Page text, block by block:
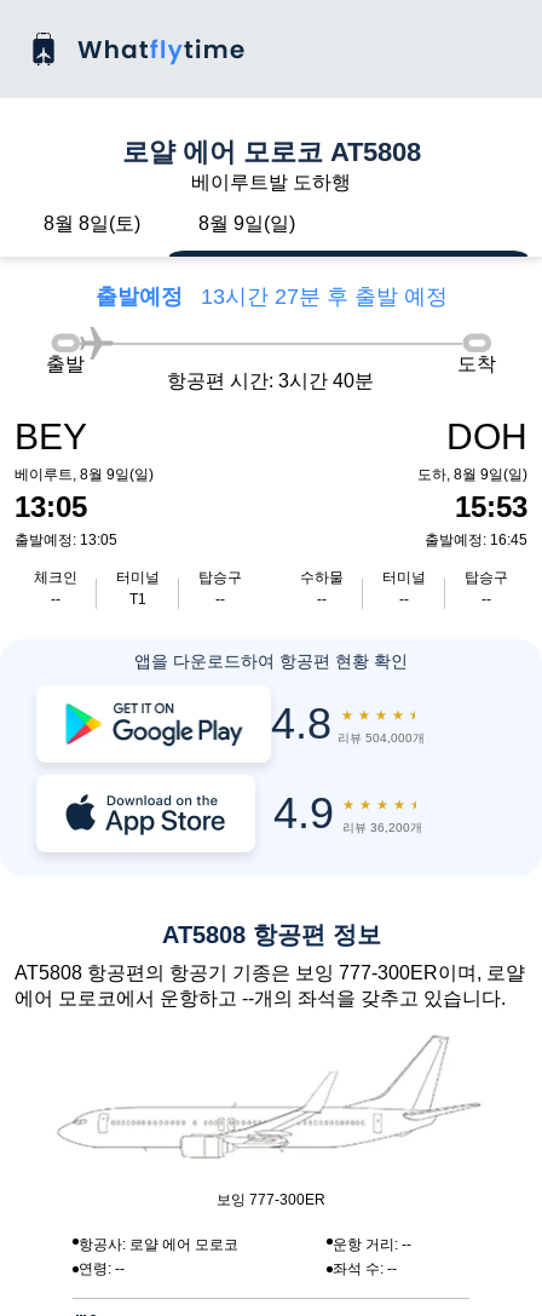
로얄 에어 모로코 AT5808
베이루트발 도하행
8월 8일(토)
8월 9일(일)
출발예정 13시간 27분 후 출발 예정
BEY
베이루트, 8월 9일(일)
13:05
출발예정: 13:05
체크인
--
터미널
T1
탑승구
--
출발
항공편 시간: 3시간 40분
도착
DOH
도하, 8월 9일(일)
15:53
출발예정: 16:45
수하물
--
터미널
--
탑승구
--
앱을 다운로드하여 항공편 현황 확인
4.8 ★ ★ ★ ★ ★
리뷰 504,000개
4.9 ★ ★ ★ ★ ★
리뷰 36,200개
AT5808 항공편 정보
AT5808 항공편의 항공기 기종은 보잉 777-300ER이며, 로얄
에어 모로코에서 운항하고 --개의 좌석을 갖추고 있습니다.
보잉 777-300ER
항공사: 로얄 에어 모로코
운항 거리: --
연령: --
좌석 수: --